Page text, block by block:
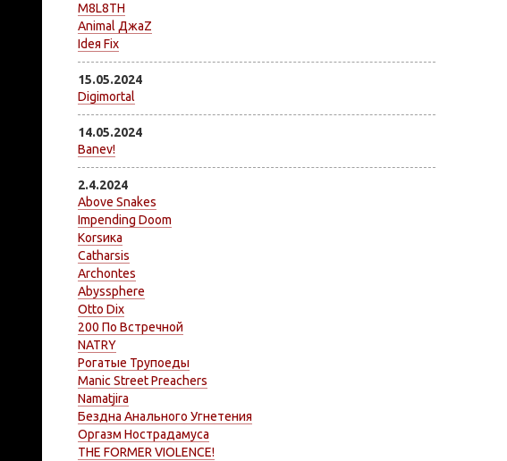
M8L8TH
Animal ДжаZ
Ideя Fix
15.05.2024
Digimortal
14.05.2024
Banev!
2.4.2024
Above Snakes
Impending Doom
Коrsика
Catharsis
Archontes
Abyssphere
Otto Dix
200 По Встречной
NATRY
Рогатые Трупоеды
Manic Street Preachers
Namatjira
Бездна Анального Угнетения
Оргазм Нострадамуса
THE FORMER VIOLENCE!